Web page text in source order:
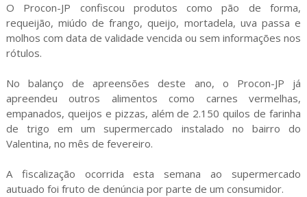
O Procon-JP confiscou produtos como pão de forma,
requeijão, miúdo de frango, queijo, mortadela, uva passa e
molhos com data de validade vencida ou sem informações nos
rótulos.
No balanço de apreensões deste ano, o Procon-JP já
apreendeu outros alimentos como carnes vermelhas,
empanados, queijos e pizzas, além de 2.150 quilos de farinha
de trigo em um supermercado instalado no bairro do
Valentina, no mês de fevereiro.
A fiscalização ocorrida esta semana ao supermercado
autuado foi fruto de denúncia por parte de um consumidor.